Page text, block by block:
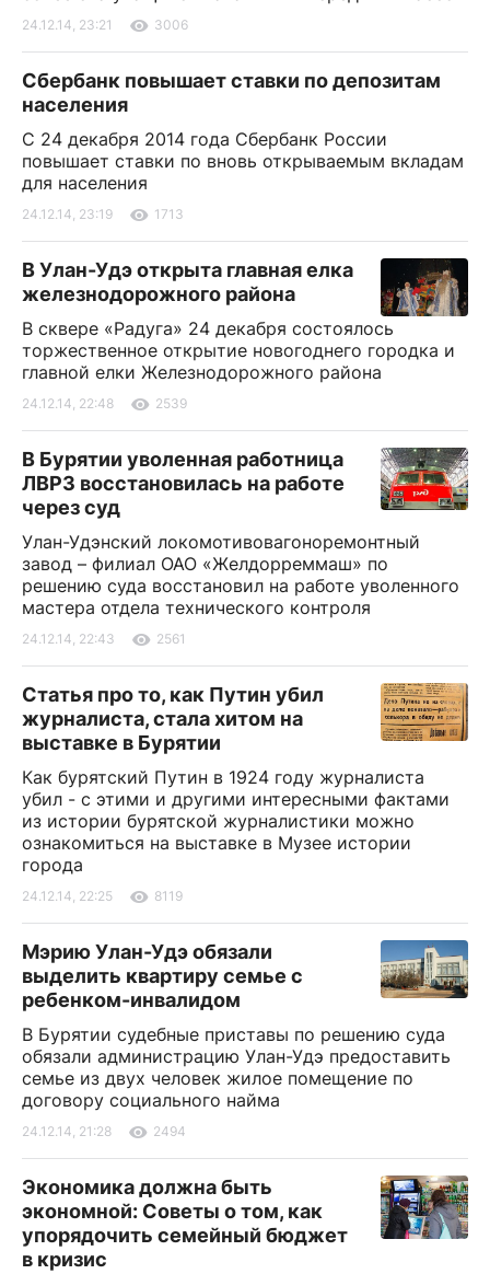
24.12.14, 23:21 3006
Сбербанк повышает ставки по депозитам
населения
С 24 декабря 2014 года Сбербанк России
повышает ставки по вновь открываемым вкладам
для населения
24.12.14, 23:19 1713
В Улан-Удэ открыта главная елка
железнодорожного района
В сквере «Радуга» 24 декабря состоялось
торжественное открытие новогоднего городка и
главной елки Железнодорожного района
24.12.14, 22:48 2539
В Бурятии уволенная работница
ЛВРЗ восстановилась на работе
через суд
Улан-Удэнский локомотивовагоноремонтный
завод – филиал ОАО «Желдорреммаш» по
решению суда восстановил на работе уволенного
мастера отдела технического контроля
24.12.14, 22:43 2561
Статья про то, как Путин убил
журналиста, стала хитом на
выставке в Бурятии
Как бурятский Путин в 1924 году журналиста
убил - с этими и другими интересными фактами
из истории бурятской журналистики можно
ознакомиться на выставке в Музее истории
города
24.12.14, 22:25 8119
Мэрию Улан-Удэ обязали
выделить квартиру семье с
ребенком-инвалидом
В Бурятии судебные приставы по решению суда
обязали администрацию Улан-Удэ предоставить
семье из двух человек жилое помещение по
договору социального найма
24.12.14, 21:28 2494
Экономика должна быть
экономной: Советы о том, как
упорядочить семейный бюджет
в кризис